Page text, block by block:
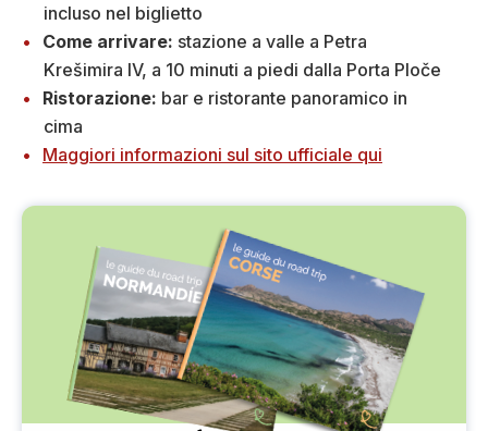
incluso nel biglietto
Come arrivare: stazione a valle a Petra
Krešimira IV, a 10 minuti a piedi dalla Porta Ploče
Ristorazione: bar e ristorante panoramico in
cima
Maggiori informazioni sul sito ufficiale qui